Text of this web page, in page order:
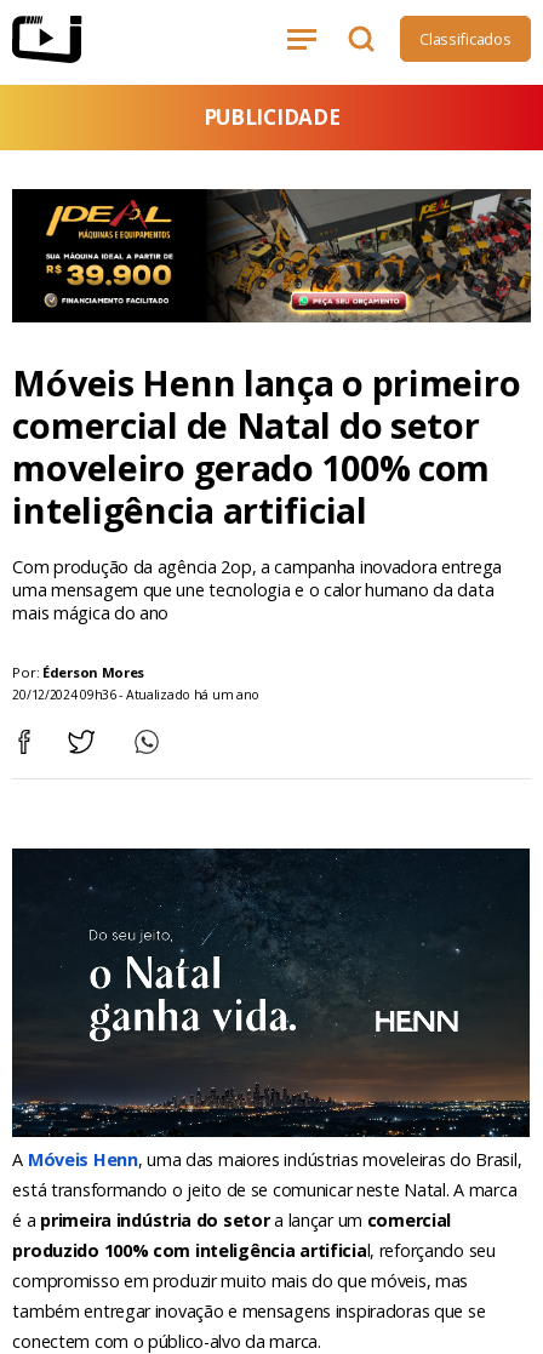
Classificados
PUBLICIDADE
Móveis Henn lança o primeiro
comercial de Natal do setor
moveleiro gerado 100% com
inteligência artificial
Com produção da agência 2op, a campanha inovadora entrega
uma mensagem que une tecnologia e o calor humano da data
mais mágica do ano
Por: Éderson Mores
20/12/2024 09h36 - Atualizado há um ano
A Móveis Henn, uma das maiores indústrias moveleiras do Brasil,
está transformando o jeito de se comunicar neste Natal. A marca
é a primeira indústria do setora lançar um comercial
produzido 100% com inteligência artificial, reforçando seu
compromisso em produzir muito mais do que móveis, mas
também entregar inovação e mensagens inspiradoras que se
conectem com o público-alvo da marca.